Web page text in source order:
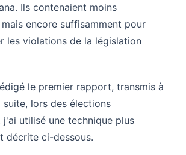
Ils contenaient moins
encore suffisamment pour
les violations de la législation
le premier rapport, transmis à
suite, lors des élections
j'ai utilisé une technique plus
décrite ci-dessous.